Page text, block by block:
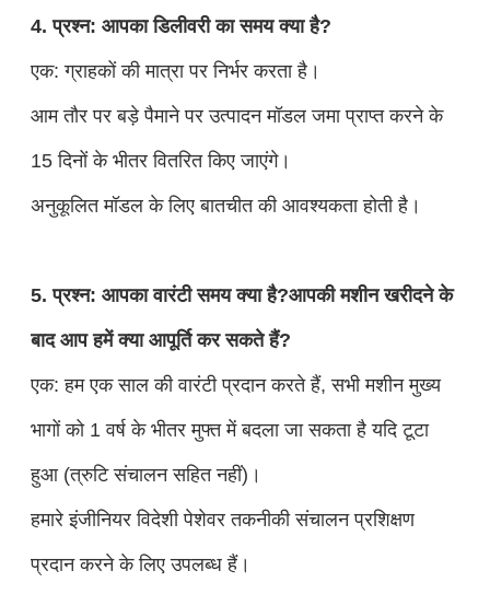
4. प्रश्न: आपका डिलीवरी का समय क्या है?
एक: ग्राहकों की मात्रा पर निर्भर करता है।
आम तौर पर बड़े पैमाने पर उत्पादन मॉडल जमा प्राप्त करने के
15 दिनों के भीतर वितरित किए जाएंगे।
अनुकूलित मॉडल के लिए बातचीत की आवश्यकता होती है।
5. प्रश्न: आपका वारंटी समय क्या है?आपकी मशीन खरीदने के
बाद आप हमें क्या आपूर्ति कर सकते हैं?
एक: हम एक साल की वारंटी प्रदान करते हैं, सभी मशीन मुख्य
भागों को 1 वर्ष के भीतर मुफ्त में बदला जा सकता है यदि टूटा
हुआ (त्रुटि संचालन सहित नहीं)।
हमारे इंजीनियर विदेशी पेशेवर तकनीकी संचालन प्रशिक्षण
प्रदान करने के लिए उपलब्ध हैं।